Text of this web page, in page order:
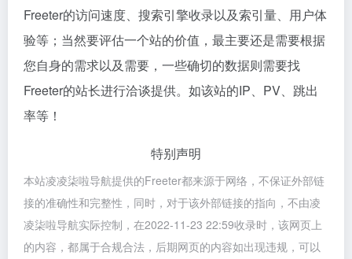
Freeter的访问速度、搜索引擎收录以及索引量、用户体
验等；当然要评估一个站的价值，最主要还是需要根据
您自身的需求以及需要，一些确切的数据则需要找
Freeter的站长进行洽谈提供。如该站的IP、PV、跳出
率等！
特别声明
本站凌凌柒啦导航提供的Freeter都来源于网络，不保证外部链
接的准确性和完整性，同时，对于该外部链接的指向，不由凌
凌柒啦导航实际控制，在2022-11-23 22:59收录时，该网页上
的内容，都属于合规合法，后期网页的内容如出现违规，可以